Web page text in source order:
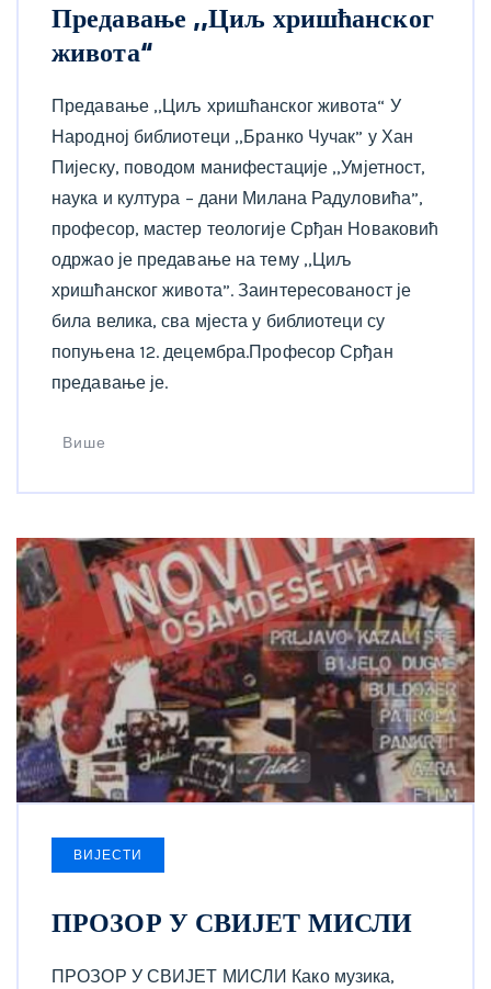
Предавање ,,Циљ хришћанског
живота“
Предавање ,,Циљ хришћанског живота“ У
Народној библиотеци ,,Бранко Чучак” у Хан
Пијеску, поводом манифестације ,,Умјетност,
наука и култура – дани Милана Радуловића”,
професор, мастер теологије Срђан Новаковић
одржао је предавање на тему ,,Циљ
хришћанског живота”. Заинтересованост је
била велика, сва мјеста у библиотеци су
попуњена 12. децембра.Професор Срђан
предавање је.
Више
ВИЈЕСТИ
ПРОЗОР У СВИЈЕТ МИСЛИ
ПРОЗОР У СВИЈЕТ МИСЛИ Како музика,